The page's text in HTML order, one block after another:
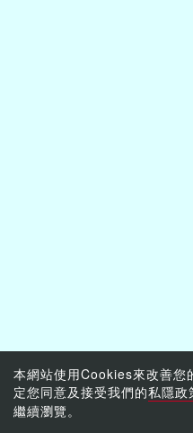
本網站使用Cookies來改善您
定您同意及接受我們的私隱政
繼續瀏覽。